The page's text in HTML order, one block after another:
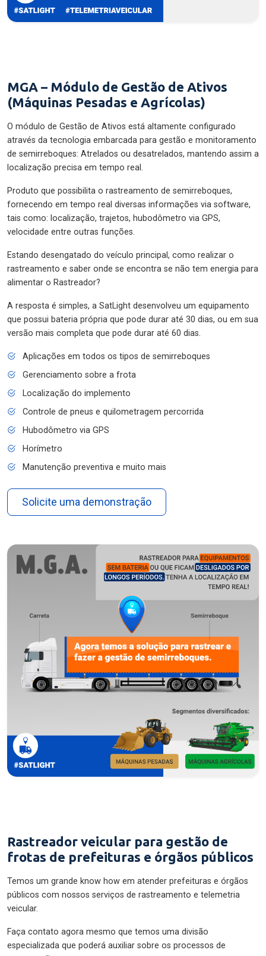
MGA – Módulo de Gestão de Ativos
(Máquinas Pesadas e Agrícolas)
O módulo de Gestão de Ativos está altamente configurado
através da tecnologia embarcada para gestão e monitoramento
de semirreboques: Atrelados ou desatrelados, mantendo assim a
localização precisa em tempo real.
Produto que possibilita o rastreamento de semirreboques,
fornecendo em tempo real diversas informações via software,
tais como: localização, trajetos, hubodômetro via GPS,
velocidade entre outras funções.
Estando desengatado do veículo principal, como realizar o
rastreamento e saber onde se encontra se não tem energia para
alimentar o Rastreador?
A resposta é simples, a SatLight desenvolveu um equipamento
que possui bateria própria que pode durar até 30 dias, ou em sua
versão mais completa que pode durar até 60 dias.
Aplicações em todos os tipos de semirreboques
Gerenciamento sobre a frota
Localização do implemento
Controle de pneus e quilometragem percorrida
Hubodômetro via GPS
Horímetro
Manutenção preventiva e muito mais
Solicite uma demonstração
Rastreador veicular para gestão de
frotas de prefeituras e órgãos públicos
Temos um grande know how em atender prefeituras e órgãos
públicos com nossos serviços de rastreamento e telemetria
veicular.
Faça contato agora mesmo que temos uma divisão
especializada que poderá auxiliar sobre os processos de